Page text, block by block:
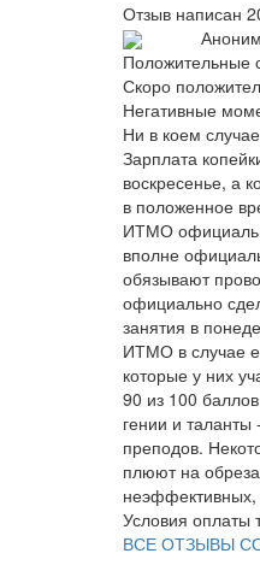
Отзыв написан
Аноним
Положительные
Скоро
Негативные
Ни в коем
Зарплата
воскресенье, а
в положенное
ИТМО
вполне
обязывают
официально
занятия в
ИТМО в случае
которые у них
90 из 100
гении и
преподов.
плюют на
Условия оплаты
ВСЕ ОТЗЫВЫ